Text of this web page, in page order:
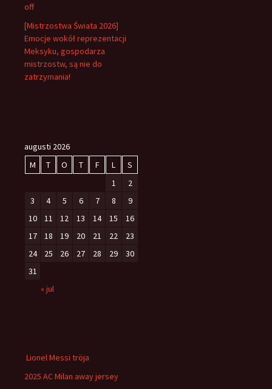
off
[Mistrzostwa Świata 2026]
Emocje wokół reprezentacji
Meksyku, gospodarza
mistrzostw, są nie do
zatrzymania!
augusti 2026
M
T O T F L
S
1
2
3
4 5 6 7 8
9
10
11 12 13 14 15
16
17
18 19 20 21 22
23
24
25 26 27 28 29
30
31
« jul
Lionel Messi tröja
2025 AC Milan away jersey